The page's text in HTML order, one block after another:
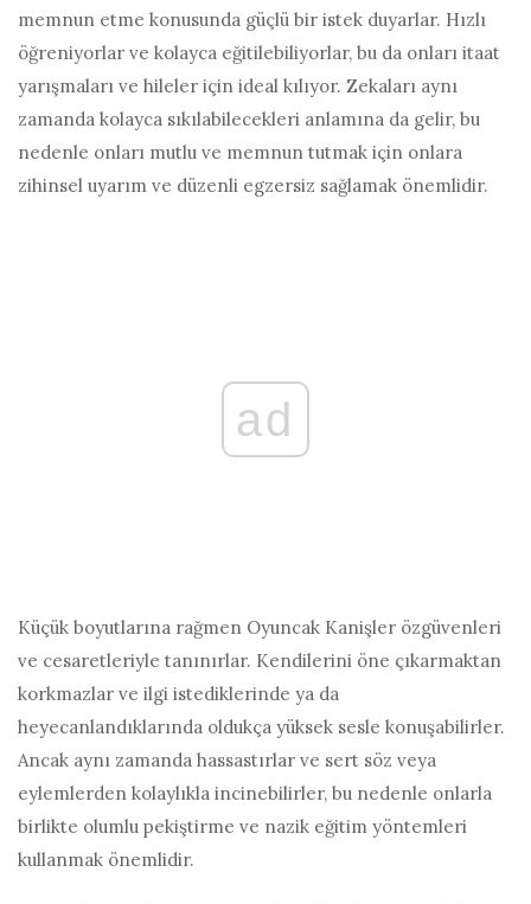
memnun etme konusunda güçlü bir istek duyarlar. Hızlı
öğreniyorlar ve kolayca eğitilebiliyorlar, bu da onları itaat
yarışmaları ve hileler için ideal kılıyor. Zekaları aynı
zamanda kolayca sıkılabilecekleri anlamına da gelir, bu
nedenle onları mutlu ve memnun tutmak için onlara
zihinsel uyarım ve düzenli egzersiz sağlamak önemlidir.
ad
Küçük boyutlarına rağmen Oyuncak Kanişler özgüvenleri
ve cesaretleriyle tanınırlar. Kendilerini öne çıkarmaktan
korkmazlar ve ilgi istediklerinde ya da
heyecanlandıklarında oldukça yüksek sesle konuşabilirler.
Ancak aynı zamanda hassastırlar ve sert söz veya
eylemlerden kolaylıkla incinebilirler, bu nedenle onlarla
birlikte olumlu pekiştirme ve nazik eğitim yöntemleri
kullanmak önemlidir.